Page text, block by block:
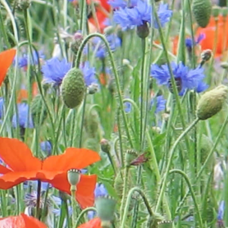
Oreille de lion
Orlaya
Pavots
Pensée sauvage
Petunia
Phacélie
Tagètes
Tournesols
Zinnia